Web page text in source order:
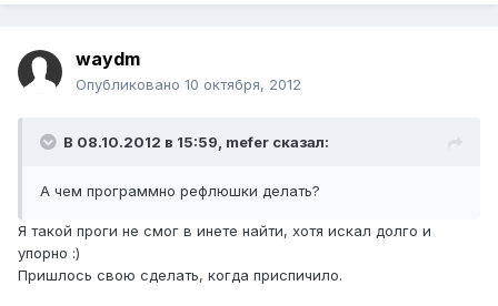
waydm
Опубликовано 10 октября, 2012
В 08.10.2012 в 15:59, mefer сказал:
А чем программно рефлюшки делать?
Я такой проги не смог в инете найти, хотя искал долго и
упорно :)
Пришлось свою сделать, когда приспичило.